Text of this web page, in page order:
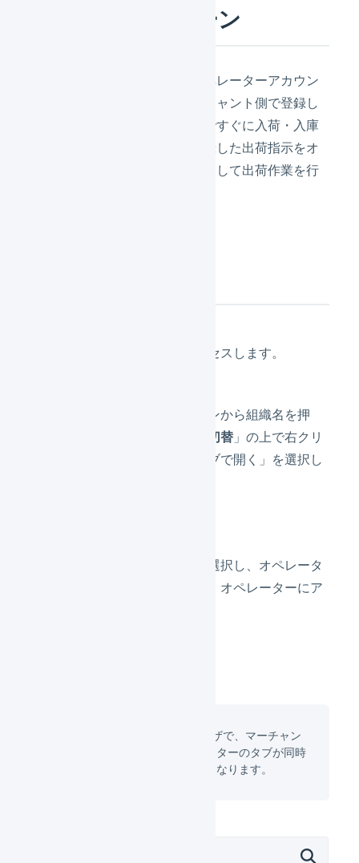
具体的な利用シーン
マーチャントアカウント、オペレーターアカウン
トに同時にアクセスし、マーチャント側で登録し
た入荷予定をオペレーター側ですぐに入荷・入庫
したり、マーチャント側で登録した出荷指示をオ
ペレーター側で出荷作業中に移して出荷作業を行
マーチャントにアクセスします。
メインナビゲーションから組織名を押
ほかの組織に切替 」の上で右クリ
ックして「新しいタブで開く」を選択し
オペレータータブを選択し、オペレータ
ーの組織名を押して、オペレーターにア
これで1つのブラウザで、マーチャン
トのタブとオペレーターのタブが同時
に表示された状態になります。